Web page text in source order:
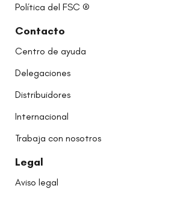
Política del FSC ®
Contacto
Centro de ayuda
Delegaciones
Distribuidores
Internacional
Trabaja con nosotros
Legal
Aviso legal